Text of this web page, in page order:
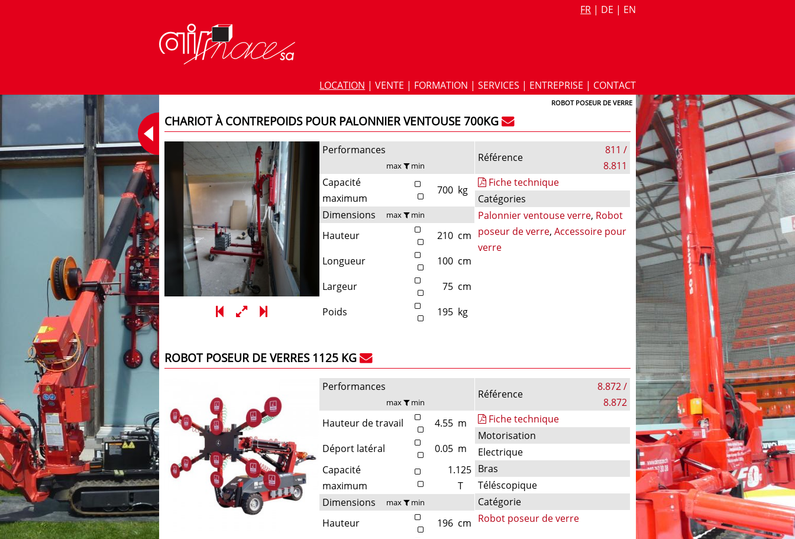
FR | DE | EN
LOCATION |VENTE | FORMATION |SERVICES | ENTREPRISE | CONTACT
ROBOT POSEUR DE VERRE
CHARIOT À CONTREPOIDS POUR PALONNIER VENTOUSE 700KG
Performances
max min
Capacité
maximum
700 kg
Dimensions
max min
Hauteur 210 cm
Longueur
100 cm
Largeur
75 cm
Poids
195 kg
Référence
811 /
8.811
Fiche technique
Catégories
Palonnier ventouse verre, Robot
poseur de verre,Accessoire pour
verre
ROBOT POSEUR DE VERRES 1125 KG
Performances
max min
Hauteur de travail 4.55 m
Déport latéral
0.05 m
Capacité
maximum
1.125
T
Dimensions
max min
Hauteur 196 cm
Référence
8.872 /
8.872
Fiche technique
Motorisation
Electrique
Bras
Téléscopique
Catégorie
Robot poseur de verre